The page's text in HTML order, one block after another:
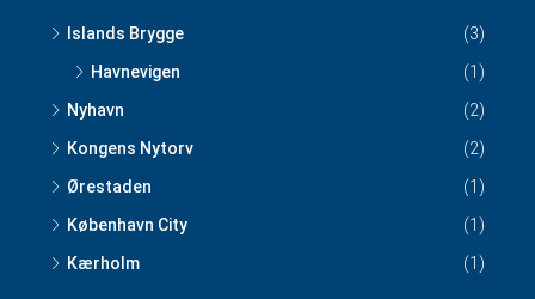
Islands Brygge
(3)
Havnevigen
(1)
Nyhavn
(2)
Kongens Nytorv
(2)
Ørestaden
(1)
København City
(1)
Kærholm
(1)